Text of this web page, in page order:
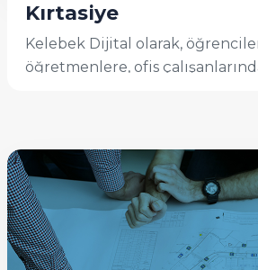
Kırtasiye
Kelebek Dijital olarak,
öğretmenlere, ofis